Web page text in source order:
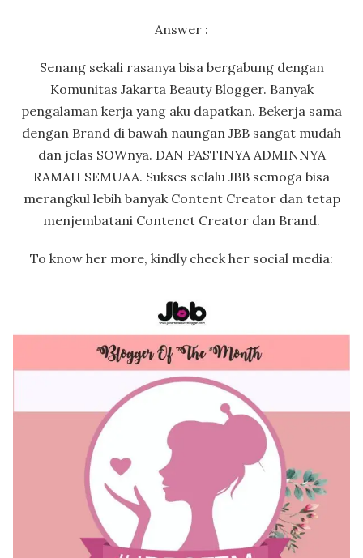
Answer :
Senang sekali rasanya bisa bergabung dengan
Komunitas Jakarta Beauty Blogger. Banyak
pengalaman kerja yang aku dapatkan. Bekerja sama
dengan Brand di bawah naungan JBB sangat mudah
dan jelas SOWnya. DAN PASTINYA ADMINNYA
RAMAH SEMUAA. Sukses selalu JBB semoga bisa
merangkul lebih banyak Content Creator dan tetap
menjembatani Contenct Creator dan Brand.
To know her more, kindly check her social media: